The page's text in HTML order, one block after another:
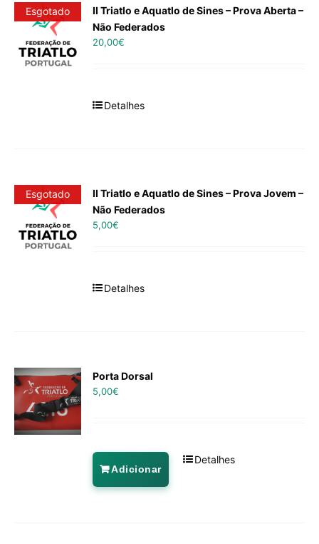
Esgotado
II Triatlo e Aquatlo de Sines – Prova Aberta –
Não Federados
20,00€
Detalhes
Esgotado
II Triatlo e Aquatlo de Sines – Prova Jovem –
Não Federados
5,00€
Detalhes
Porta Dorsal
5,00€
Adicionar
Detalhes